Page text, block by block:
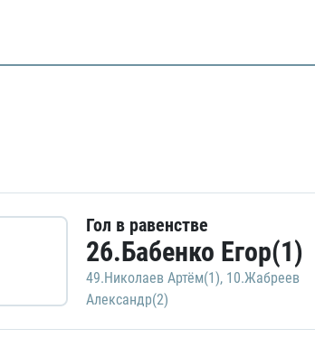
Гол в равенстве
26.Бабенко Егор(1)
49.Николаев Артём(1), 10.Жабреев
Александр(2)